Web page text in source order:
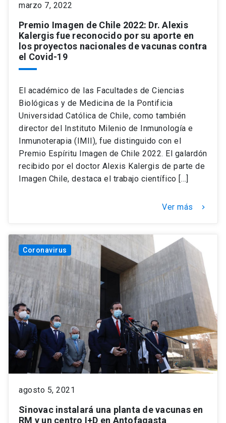
marzo 7, 2022
Premio Imagen de Chile 2022: Dr. Alexis
Kalergis fue reconocido por su aporte en
los proyectos nacionales de vacunas contra
el Covid-19
El académico de las Facultades de Ciencias
Biológicas y de Medicina de la Pontificia
Universidad Católica de Chile, como también
director del Instituto Milenio de Inmunología e
Inmunoterapia (IMII), fue distinguido con el
Premio Espíritu Imagen de Chile 2022. El galardón
recibido por el doctor Alexis Kalergis de parte de
Imagen Chile, destaca el trabajo científico […]
Ver más keyboard_arrow_right
Coronavirus
agosto 5, 2021
Sinovac instalará una planta de vacunas en
RM y un centro I+D en Antofagasta